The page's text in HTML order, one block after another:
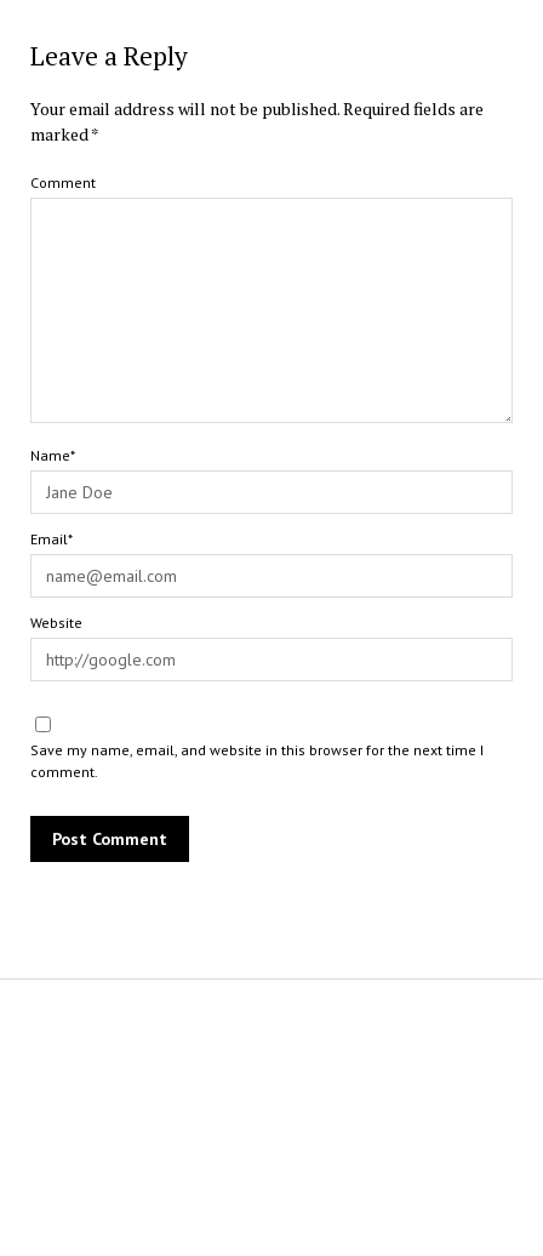
Leave a Reply
Your email address will not be published.Required fields are
marked*
Comment
Name*
Email*
Website
Save my name, email, and website in this browser for the next time I
comment.